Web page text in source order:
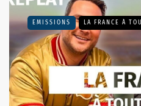
EMISSIONS LA FRANCE À